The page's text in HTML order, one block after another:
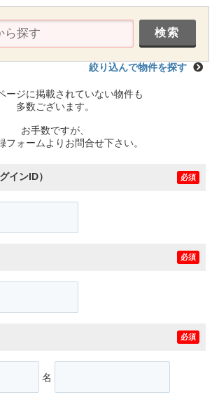
絞り込んで物件を探す
ージに掲載されていない物件も
多数ございます。
お手数ですが、
フォームよりお問合せ下さい。
インID） 必須
必須
必須
名